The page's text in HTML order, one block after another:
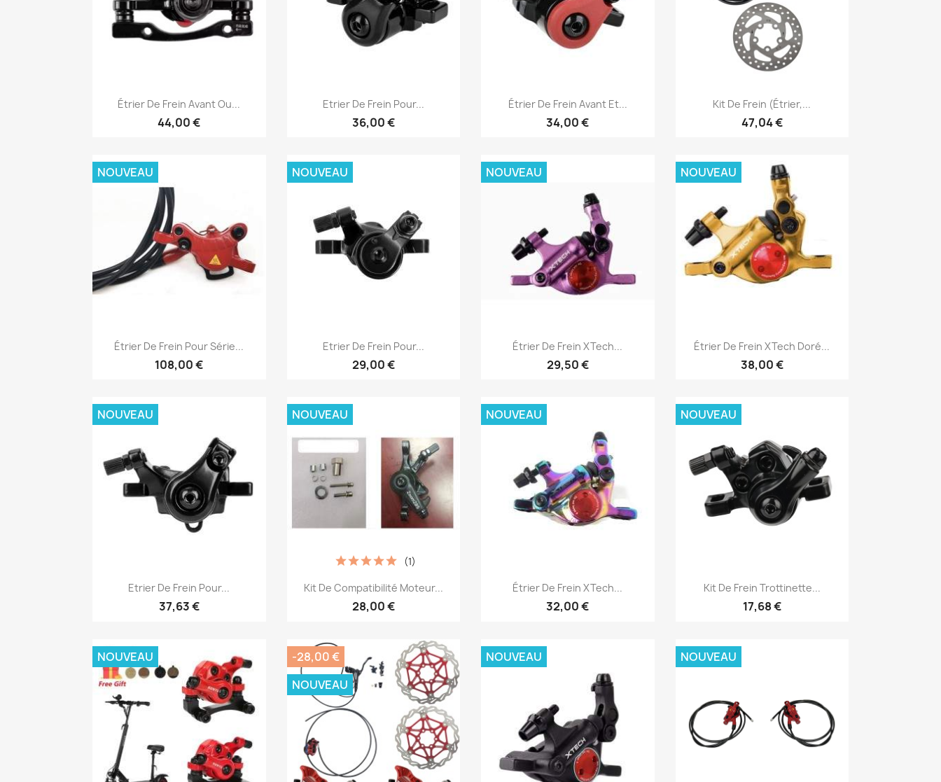
Aperçu rapide
Étrier De Frein Avant Ou...
44,00 €
Aperçu rapide
Etrier De Frein Pour...
36,00 €
Aperçu rapide
Étrier De Frein Avant Et...
34,00 €
Aperçu rapide
Kit De Frein (étrier,...
47,04 €
Aperçu rapide
Étrier De Frein Pour Série...
108,00 €
NOUVEAU
Aperçu rapide
Etrier De Frein Pour...
29,00 €
NOUVEAU
Aperçu rapide
Étrier De Frein XTech...
29,50 €
NOUVEAU
Aperçu rapide
Étrier De Frein XTech Doré...
38,00 €
NOUVEAU
Aperçu rapide
Etrier De Frein Pour...
37,63 €
NOUVEAU
Aperçu rapide
Kit De Compatibilité Moteur...
28,00 €
(1)
NOUVEAU
Aperçu rapide
Étrier De Frein XTech...
32,00 €
NOUVEAU
Aperçu rapide
Kit De Frein Trottinette...
17,68 €
NOUVEAU
NOUVEAU
-28,00 €
NOUVEAU
NOUVEAU NOUVEAU